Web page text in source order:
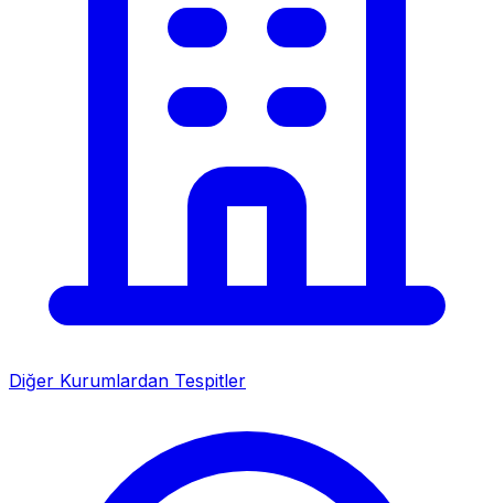
Diğer Kurumlardan Tespitler